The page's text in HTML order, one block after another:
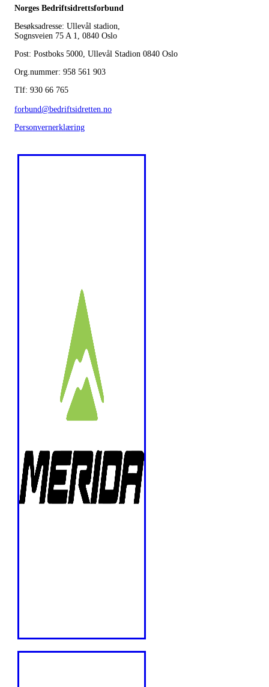
Norges Bedriftsidrettsforbund
Besøksadresse: Ullevål stadion,
Sognsveien 75 A 1, 0840 Oslo
Post: Postboks 5000, Ullevål Stadion 0840 Oslo
Org.nummer: 958 561 903
Tlf: 930 66 765
forbund@bedriftsidretten.no
Personvernerklæring